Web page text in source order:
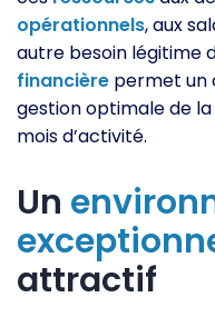
opérationnels, aux
autre besoin légitime
financière permet un
gestion optimale de la
mois d’activité.
Un
attractif